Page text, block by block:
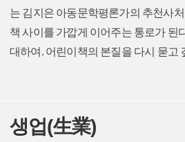
는 김지은 아동문학평론가의 추천사
책 사이를 가깝게 이어주는 통로가 된
대하여. 어린이책의 본질을 다시 묻고
생업(生業)